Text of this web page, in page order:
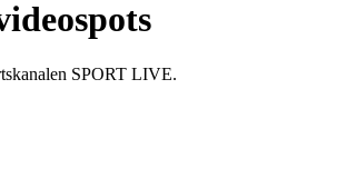
SPORT LIVE.